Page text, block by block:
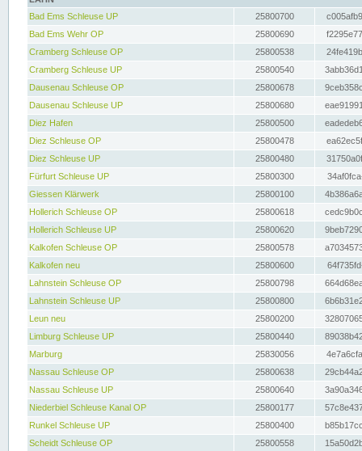
Bad Ems Schleuse UP
25800700
Bad Ems Wehr OP
25800690
Cramberg Schleuse OP
25800538
Cramberg Schleuse UP
25800540
Dausenau Schleuse OP
25800678
Dausenau Schleuse UP
25800680
Diez Hafen
25800500
Diez Schleuse OP
25800478
Diez Schleuse UP
25800480
Fürfurt Schleuse UP
25800300
Giessen Klärwerk
25800100
Hollerich Schleuse OP
25800618
Hollerich Schleuse UP
25800620
Kalkofen Schleuse OP
25800578
Kalkofen neu
25800600
Lahnstein Schleuse OP
25800798
Lahnstein Schleuse UP
25800800
Leun neu
25800200
Limburg Schleuse UP
25800440
Marburg
25830056
Nassau Schleuse OP
25800638
Nassau Schleuse UP
25800640
Niederbiel Schleuse Kanal OP
25800177
Runkel Schleuse UP
25800400
Scheidt Schleuse OP
25800558